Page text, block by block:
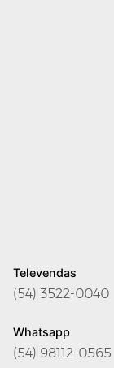
Televendas
(54) 3522-0040
Whatsapp
(54) 98112-0565